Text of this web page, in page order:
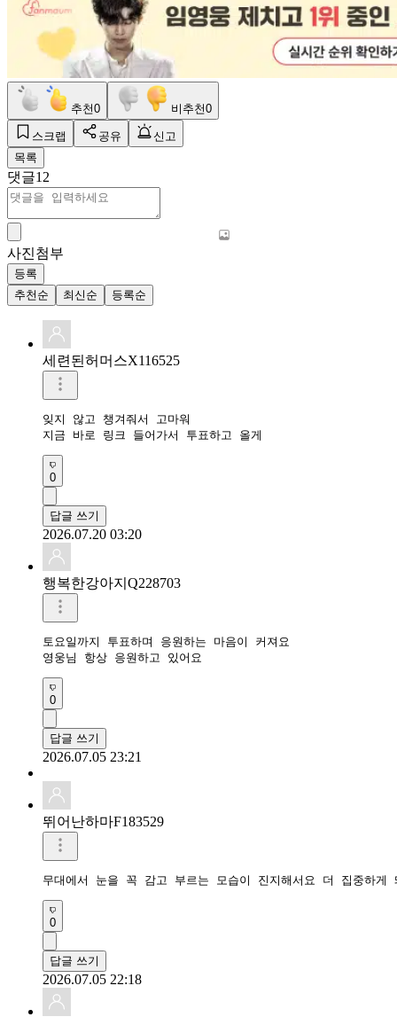
추천0 비추천0
스크랩 공유
신고
목록
댓글12
사진첨부
등록
추천순
최신순 등록순
세련된허머스X116525
잊지 않고 챙겨줘서 고마워
지금 바로 링크 들어가서 투표하고 올게
0
답글 쓰기
2026.07.20 03:20
행복한강아지Q228703
토요일까지 투표하며 응원하는 마음이 커져요
영웅님 항상 응원하고 있어요
0
답글 쓰기
2026.07.05 23:21
뛰어난하마F183529
0
답글 쓰기
2026.07.05 22:18